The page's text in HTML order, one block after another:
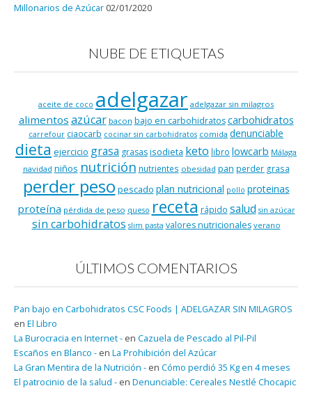
Millonarios de Azúcar 02/01/2020
NUBE DE ETIQUETAS
aceite de coco adelgazar adelgazar sin milagros
alimentos azúcar bacon bajo en carbohidratos carbohidratos
carrefour ciaocarb cocinar sin carbohidratos comida denunciable
dieta ejercicio grasa grasasisodieta keto libro lowcarb Málaga
navidad niños nutrición nutrientes obesidad pan perder grasa
perder peso pescado plan nutricional pollo proteinas
proteína pérdida de peso queso receta rápido salud sin azúcar
sin carbohidratos slim pasta valores nutricionales verano
ÚLTIMOS COMENTARIOS
Pan bajo en Carbohidratos CSC Foods | ADELGAZAR SIN MILAGROS
en El Libro
La Burocracia en Internet - en Cazuela de Pescado al Pil-Pil
Escaños en Blanco - en La Prohibición del Azúcar
La Gran Mentira de la Nutrición - en Cómo perdió 35 Kg en 4 meses
El patrocinio de la salud - en Denunciable: Cereales Nestlé Chocapic